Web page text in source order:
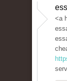
<a